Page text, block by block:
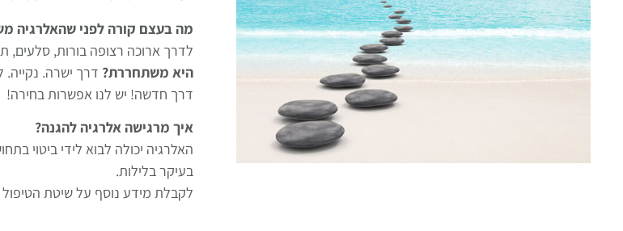
מה בעצם קורה לפני שהאלרגיה
לדרך ארוכה רצופה בורות, סלעים,
היא משתחררת? דרך ישרה. נקייה.
דרך חדשה! יש לנו אפשרות בחירה!
איך מרגישה אלרגיה להגנה?
האלרגיה יכולה לבוא לידי ביטוי
בעיקר בלילות.
לקבלת מידע נוסף על שיטת